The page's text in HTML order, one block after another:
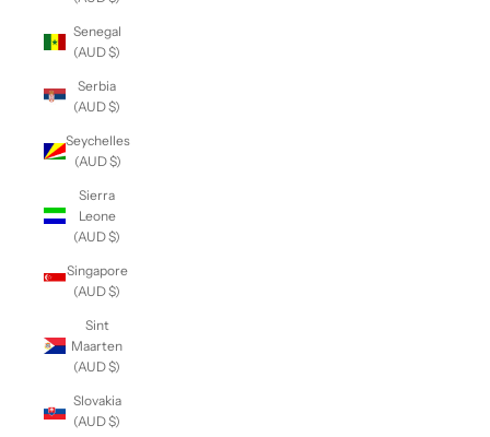
Senegal
(AUD $)
Serbia
(AUD $)
Seychelles
(AUD $)
Sierra
Leone
(AUD $)
Singapore
(AUD $)
Sint
Maarten
(AUD $)
Slovakia
(AUD $)